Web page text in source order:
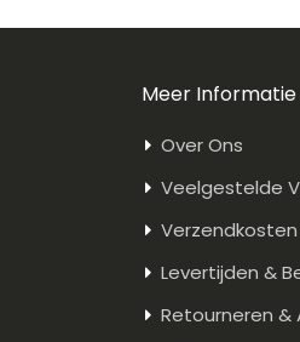
Meer Informatie
Over Ons
Veelgestelde
Verzendkosten
Levertijden &
Retourneren &